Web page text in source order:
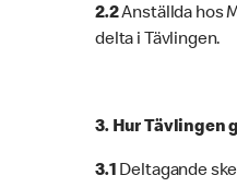
2.2Anställda hos
delta i Tävlingen.
3. Hur Tävlingen
3.1 Deltagande